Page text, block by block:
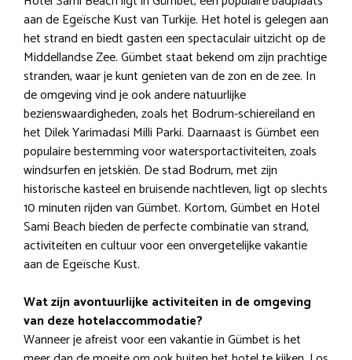
aan de Egeïsche Kust van Turkije. Het hotel is gelegen aan
het strand en biedt gasten een spectaculair uitzicht op de
Middellandse Zee. Gümbet staat bekend om zijn prachtige
stranden, waar je kunt genieten van de zon en de zee. In
de omgeving vind je ook andere natuurlijke
bezienswaardigheden, zoals het Bodrum-schiereiland en
het Dilek Yarimadasi Milli Parki. Daarnaast is Gümbet een
populaire bestemming voor watersportactiviteiten, zoals
windsurfen en jetskiën. De stad Bodrum, met zijn
historische kasteel en bruisende nachtleven, ligt op slechts
10 minuten rijden van Gümbet. Kortom, Gümbet en Hotel
Sami Beach bieden de perfecte combinatie van strand,
activiteiten en cultuur voor een onvergetelijke vakantie
aan de Egeïsche Kust.
Wat zijn avontuurlijke activiteiten in de omgeving
van deze hotelaccommodatie?
Wanneer je afreist voor een vakantie in Gümbet is het